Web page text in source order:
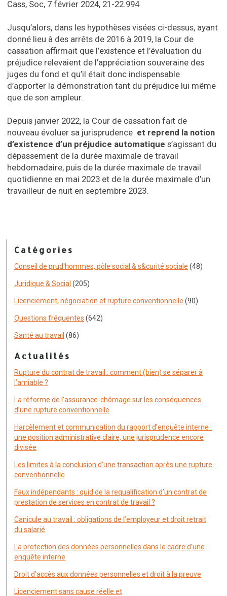
Cass, Soc, 7 février 2024, 21-22.994
Jusqu’alors, dans les hypothèses visées ci-dessus, ayant
donné lieu à des arrêts de 2016 à 2019, la Cour de
cassation affirmait que l’existence et l’évaluation du
préjudice relevaient de l’appréciation souveraine des
juges du fond et qu’il était donc indispensable
d’apporter la démonstration tant du préjudice lui même
que de son ampleur.
Depuis janvier 2022, la Cour de cassation fait de
nouveau évoluer sa jurisprudence et reprend la notion
d’existence d’un préjudice automatique s’agissant du
dépassement de la durée maximale de travail
hebdomadaire, puis de la durée maximale de travail
quotidienne en mai 2023 et de la durée maximale d’un
travailleur de nuit en septembre 2023.
Catégories
Conseil de prud'hommes, pôle social & s&curité sociale (48)
Juridique & Social (205)
Licenciement, négociation et rupture conventionnelle (90)
Questions fréquentes (642)
Santé au travail (86)
Actualités
Rupture du contrat de travail : comment (bien) se séparer à
l’amiable ?
La réforme de l’assurance-chômage sur les conséquences
d’une rupture conventionnelle
Harcèlement et communication du rapport d’enquête interne :
une position administrative claire, une jurisprudence encore
divisée
Les limites à la conclusion d’une transaction après une rupture
conventionnelle
Faux indépendants : quid de la requalification d’un contrat de
prestation de services en contrat de travail ?
Canicule au travail : obligations de l’employeur et droit retrait
du salarié
La protection des données personnelles dans le cadre d’une
enquête interne
Droit d’accès aux données personnelles et droit à la preuve
Licenciement sans cause réelle et